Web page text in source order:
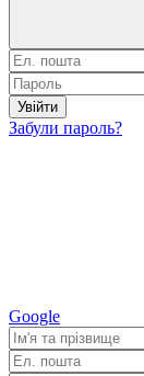
Увійти
Забули пароль?
Google